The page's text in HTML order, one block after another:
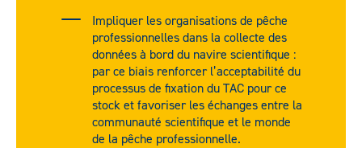
Impliquer les organisations de pêche
professionnelles dans la collecte des
données à bord du navire scientifique :
par ce biais renforcer l’acceptabilité du
processus de fixation du TAC pour ce
stock et favoriser les échanges entre la
communauté scientifique et le monde
de la pêche professionnelle.